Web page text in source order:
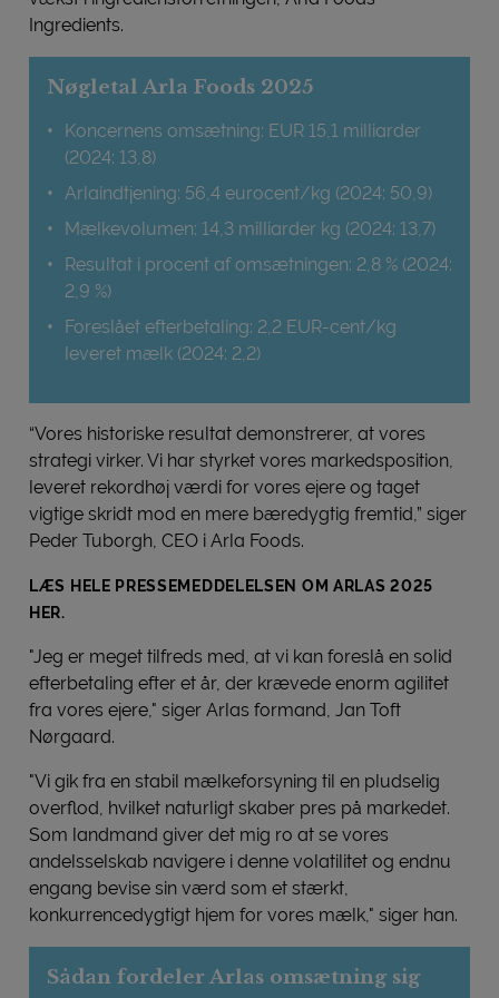
Ingredients.
Nøgletal Arla Foods 2025
Koncernens omsætning: EUR 15,1 milliarder
(2024: 13,8)
Arlaindtjening: 56,4 eurocent/kg (2024: 50,9)
Mælkevolumen: 14,3 milliarder kg (2024: 13,7)
Resultat i procent af omsætningen: 2,8 % (2024:
2,9 %)
Foreslået efterbetaling: 2,2 EUR-cent/kg
leveret mælk (2024: 2,2)
“Vores historiske resultat demonstrerer, at vores
strategi virker. Vi har styrket vores markedsposition,
leveret rekordhøj værdi for vores ejere og taget
vigtige skridt mod en mere bæredygtig fremtid,” siger
Peder Tuborgh, CEO i Arla Foods.
LÆS HELE PRESSEMEDDELELSEN OM ARLAS 2025
HER.
"Jeg er meget tilfreds med, at vi kan foreslå en solid
efterbetaling efter et år, der krævede enorm agilitet
fra vores ejere," siger Arlas formand, Jan Toft
Nørgaard.
"Vi gik fra en stabil mælkeforsyning til en pludselig
overflod, hvilket naturligt skaber pres på markedet.
Som landmand giver det mig ro at se vores
andelsselskab navigere i denne volatilitet og endnu
engang bevise sin værd som et stærkt,
konkurrencedygtigt hjem for vores mælk," siger han.
Sådan fordeler Arlas omsætning sig